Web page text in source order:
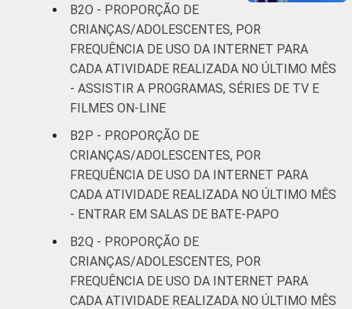
B2O - PROPORÇÃO DE
CRIANÇAS/ADOLESCENTES, POR
FREQUÊNCIA DE USO DA INTERNET PARA
CADA ATIVIDADE REALIZADA NO ÚLTIMO MÊS
- ASSISTIR A PROGRAMAS, SÉRIES DE TV E
FILMES ON-LINE
B2P - PROPORÇÃO DE
CRIANÇAS/ADOLESCENTES, POR
FREQUÊNCIA DE USO DA INTERNET PARA
CADA ATIVIDADE REALIZADA NO ÚLTIMO MÊS
- ENTRAR EM SALAS DE BATE-PAPO
B2Q - PROPORÇÃO DE
CRIANÇAS/ADOLESCENTES, POR
FREQUÊNCIA DE USO DA INTERNET PARA
CADA ATIVIDADE REALIZADA NO ÚLTIMO MÊS